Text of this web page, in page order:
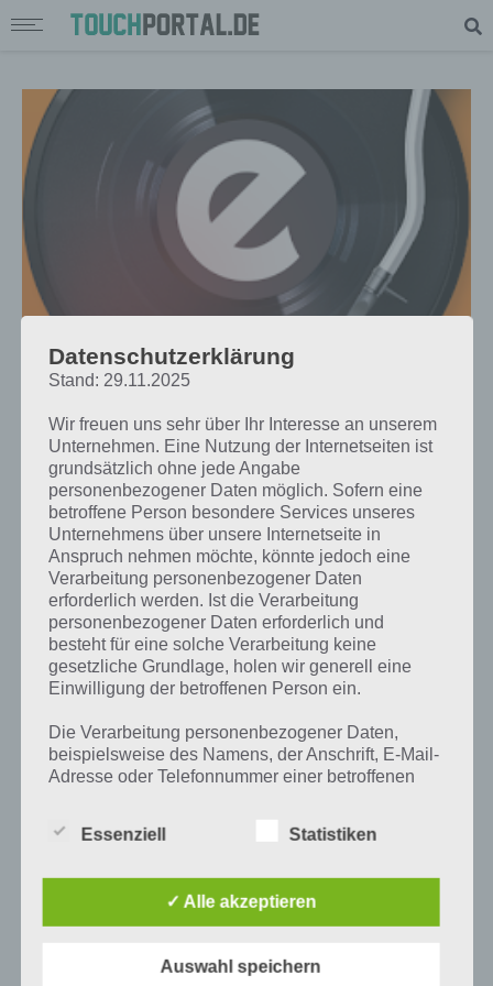
APPS
FÜR WINDOWS PHONE, ANDROID
UND IPHONE
PAUL STELZER -22. JANUAR 2016
[caption id="attachment_23812" align="alignright"
width="150"] edjing5 DJ Musik Mixer Konsole von
DJiT[/caption] Für alle, die nicht nur einfach Musik auf
ihren Smartphones hören, sondern gern auch mal
kreativ…
Datenschutzerklärung
Stand: 29.11.2025
Wir freuen uns sehr über Ihr Interesse an unserem
Unternehmen. Eine Nutzung der Internetseiten ist
grundsätzlich ohne jede Angabe
personenbezogener Daten möglich. Sofern eine
betroffene Person besondere Services unseres
Unternehmens über unsere Internetseite in
Anspruch nehmen möchte, könnte jedoch eine
Verarbeitung personenbezogener Daten
erforderlich werden. Ist die Verarbeitung
personenbezogener Daten erforderlich und
besteht für eine solche Verarbeitung keine
gesetzliche Grundlage, holen wir generell eine
Einwilligung der betroffenen Person ein.
Die Verarbeitung personenbezogener Daten,
beispielsweise des Namens, der Anschrift, E-Mail-
Adresse oder Telefonnummer einer betroffenen
Übereinstimmung mit den für uns geltenden
Unternehmen die Öffentlichkeit über Art, Umfang
und Zweck der von uns erhobenen, genutzten und
informieren. Ferner werden betroffene Personen
Essenziell Statistiken
✓ Alle akzeptieren
Auswahl speichern